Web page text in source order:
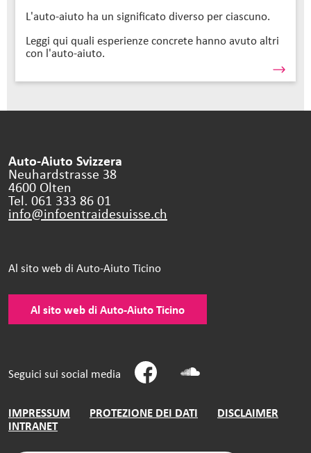
L'auto-aiuto ha un significato diverso per ciascuno.
Leggi qui quali esperienze concrete hanno avuto altri
con l'auto-aiuto.
Auto-Aiuto Svizzera
Neuhardstrasse 38
4600 Olten
Tel. 061 333 86 01
info@infoentraidesuisse.ch
Al sito web di Auto-Aiuto Ticino
Al sito web di Auto-Aiuto Ticino
Seguici sui social media
IMPRESSUM PROTEZIONE DEI DATI
DISCLAIMER
INTRANET